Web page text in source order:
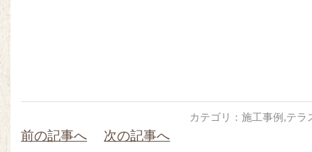
カテゴリ： 施工事例,テラ
前の記事へ 次の記事へ